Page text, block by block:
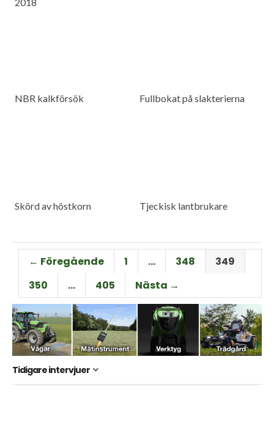
NBR kalkförsök Fullbokat på slakterierna
Skörd av höstkorn Tjeckisk lantbrukare
← Föregående 1 … 348
349
350
… 405 Nästa →
Tidigare intervjuer